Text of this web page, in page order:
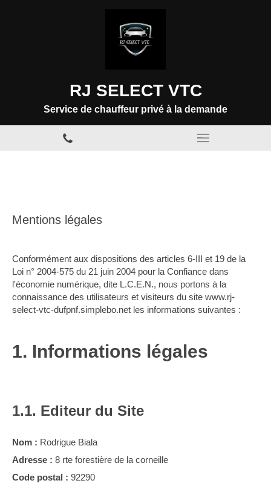
RJ SELECT VTC
Service de chauffeur privé à la demande
Mentions légales
Conformément aux dispositions des articles 6-III et 19 de la
Loi n° 2004-575 du 21 juin 2004 pour la Confiance dans
l'économie numérique, dite L.C.E.N., nous portons à la
connaissance des utilisateurs et visiteurs du site www.rj-
select-vtc-dufpnf.simplebo.net les informations suivantes :
1. Informations légales
1.1. Editeur du Site
Nom : Rodrigue Biala
Adresse : 8 rte forestière de la corneille
Code postal : 92290